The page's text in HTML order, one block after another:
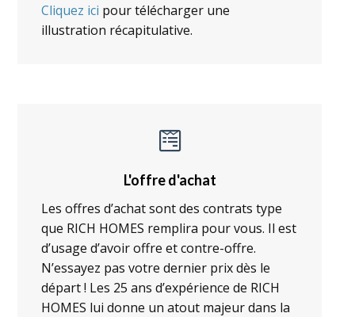
Cliquez ici pour télécharger une
illustration récapitulative.
L'offre d'achat
Les offres d’achat sont des contrats type
que RICH HOMES remplira pour vous. Il est
d’usage d’avoir offre et contre-offre.
N’essayez pas votre dernier prix dès le
départ ! Les 25 ans d’expérience de RICH
HOMES lui donne un atout majeur dans la